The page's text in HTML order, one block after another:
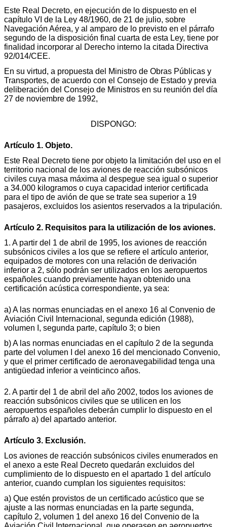
Este Real Decreto, en ejecución de lo dispuesto en el
capítulo VI de la Ley 48/1960, de 21 de julio, sobre
Navegación Aérea, y al amparo de lo previsto en el párrafo
segundo de la disposición final cuarta de esta Ley, tiene por
finalidad incorporar al Derecho interno la citada Directiva
92/014/CEE.
En su virtud, a propuesta del Ministro de Obras Públicas y
Transportes, de acuerdo con el Consejo de Estado y previa
deliberación del Consejo de Ministros en su reunión del día
27 de noviembre de 1992,
DISPONGO:
Artículo 1. Objeto.
Este Real Decreto tiene por objeto la limitación del uso en el
territorio nacional de los aviones de reacción subsónicos
civiles cuya masa máxima al despegue sea igual o superior
a 34.000 kilogramos o cuya capacidad interior certificada
para el tipo de avión de que se trate sea superior a 19
pasajeros, excluidos los asientos reservados a la tripulación.
Artículo 2. Requisitos para la utilización de los aviones.
1. A partir del 1 de abril de 1995, los aviones de reacción
subsónicos civiles a los que se refiere el artículo anterior,
equipados de motores con una relación de derivación
inferior a 2, sólo podrán ser utilizados en los aeropuertos
españoles cuando previamente hayan obtenido una
certificación acústica correspondiente, ya sea:
a) A las normas enunciadas en el anexo 16 al Convenio de
Aviación Civil Internacional, segunda edición (1988),
volumen I, segunda parte, capítulo 3; o bien
b) A las normas enunciadas en el capítulo 2 de la segunda
parte del volumen I del anexo 16 del mencionado Convenio,
y que el primer certificado de aeronavegabilidad tenga una
antigüedad inferior a veinticinco años.
2. A partir del 1 de abril del año 2002, todos los aviones de
reacción subsónicos civiles que se utilicen en los
aeropuertos españoles deberán cumplir lo dispuesto en el
párrafo a) del apartado anterior.
Artículo 3. Exclusión.
Los aviones de reacción subsónicos civiles enumerados en
el anexo a este Real Decreto quedarán excluidos del
cumplimiento de lo dispuesto en el apartado 1 del artículo
anterior, cuando cumplan los siguientes requisitos:
a) Que estén provistos de un certificado acústico que se
ajuste a las normas enunciadas en la parte segunda,
capítulo 2, volumen 1 del anexo 16 del Convenio de la